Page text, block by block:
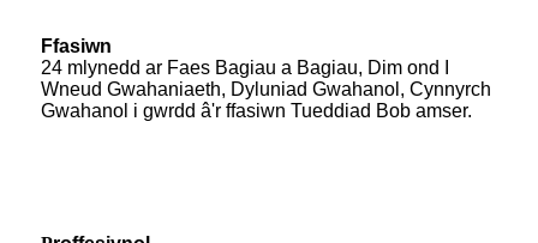
Ffasiwn
24 mlynedd ar Faes Bagiau a Bagiau, Dim ond I
Wneud Gwahaniaeth, Dyluniad Gwahanol, Cynnyrch
Gwahanol i gwrdd â'r ffasiwn Tueddiad Bob amser.